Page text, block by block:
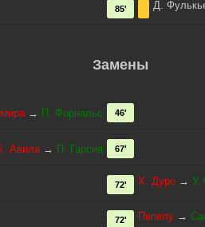
Д.
85'
Замены
→ П. Форнальс 46'
Авила→ П. Гарсия 67'
Х. Дуро → У.
72'
Пепелу →
72'